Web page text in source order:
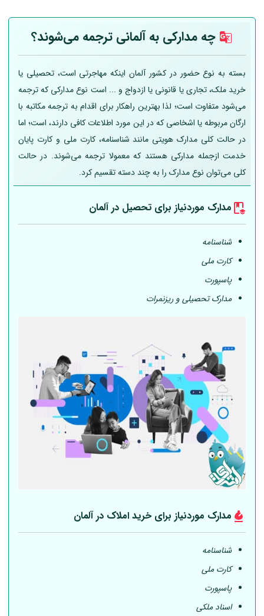
چه مدارکی بهآلمانی ترجمه می‌شوند؟
بسته به نوع حضور در کشور آلمان اینکه مهاجرتی است، تحصیلی یا
خرید ملک، تجاری یا قانونی یا ازدواج و ... است نوع مدارکی که ترجمه
می‌شود متفاوت است؛ لذا بهترین راهکار برای اقدام به ترجمه مکاتبه با
ارگان مربوطه یا اشخاصی که در این مورد اطلاعات کافی دارند، است؛ اما
در حالت کلی مدارک هویتی مانند شناسنامه، کارت ملی و کارت پایان
خدمت ازجمله مدارکی هستند که معمولا ترجمه می‌شوند. در حالت
کلی می‌توان نوع مدارک را به چند دسته تقسیم کرد.
مدارک موردنیاز برای تحصیل درآلمان
شناسنامه
کارت ملی
پاسپورت
مدارک تحصیلی و ریزنمرات
مدارک موردنیاز برای خرید املاک درآلمان
شناسنامه
کارت ملی
پاسپورت
اسناد ملکی